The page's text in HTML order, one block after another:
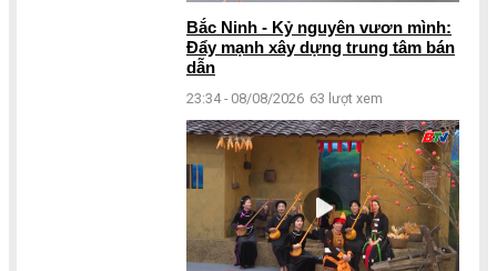
Bắc Ninh - Kỷ nguyên vươn mình:
Đẩy mạnh xây dựng trung tâm bán
dẫn
23:34 - 08/08/2026 63 lượt xem